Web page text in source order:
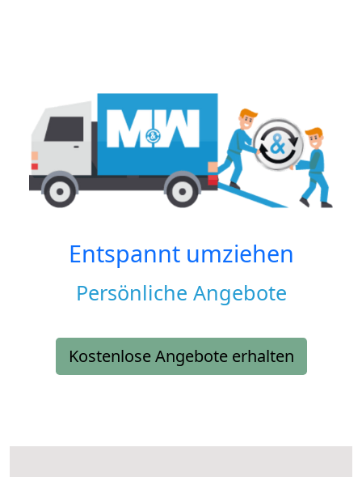
Entspannt umziehen
Persönliche Angebote
Kostenlose Angebote erhalten